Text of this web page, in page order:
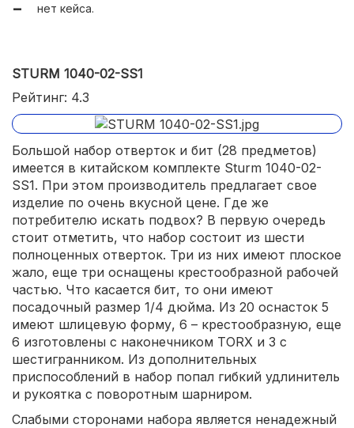
нет кейса.
STURM 1040-02-SS1
Рейтинг: 4.3
Большой набор отверток и бит (28 предметов)
имеется в китайском комплекте Sturm 1040-02-
SS1. При этом производитель предлагает свое
изделие по очень вкусной цене. Где же
потребителю искать подвох? В первую очередь
стоит отметить, что набор состоит из шести
полноценных отверток. Три из них имеют плоское
жало, еще три оснащены крестообразной рабочей
частью. Что касается бит, то они имеют
посадочный размер 1/4 дюйма. Из 20 оснасток 5
имеют шлицевую форму, 6 – крестообразную, еще
6 изготовлены с наконечником TORX и 3 с
шестигранником. Из дополнительных
приспособлений в набор попал гибкий удлинитель
и рукоятка с поворотным шарниром.
Слабыми сторонами набора является ненадежный